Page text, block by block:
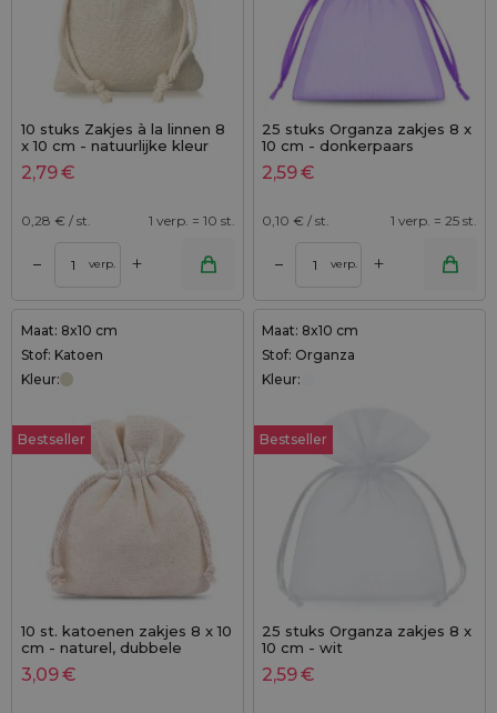
10 stuks Zakjes à la linnen 8
x 10 cm - natuurlijke kleur
2,79€
0,28 € / st. 1 verp. = 10 st.
– verp. +
25 stuks Organza zakjes 8 x
10 cm - donkerpaars
2,59€
0,10 € / st. 1 verp. = 25 st.
– verp. +
Maat: 8x10 cm
Stof: Katoen
Kleur:
Bestseller
10 st. katoenen zakjes 8 x 10
cm - naturel, dubbele
trekkoord
3,09€
Maat: 8x10 cm
Stof: Organza
Kleur:
Bestseller
25 stuks Organza zakjes 8 x
10 cm - wit
2,59€